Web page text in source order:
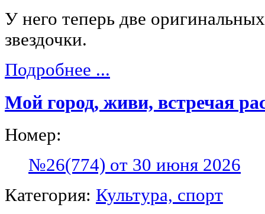
У него теперь две
звездочки.
Подробнее ...
Мой город, живи, встречая
Номер:
№26(774) от 30 июня 2026
Категория: Культура, спорт